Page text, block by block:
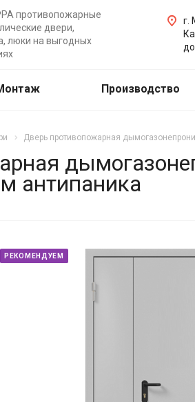
противопожарные
двери,
люки на выгодных
г.
Производство
Дверь противопожарная
антипаника
РЕКОМЕНДУЕМ